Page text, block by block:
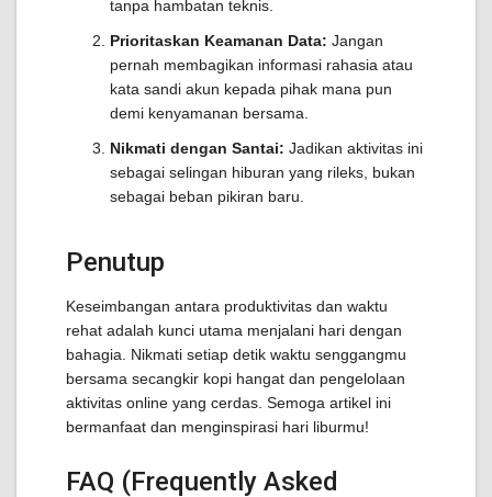
tanpa hambatan teknis.
Prioritaskan Keamanan Data: Jangan
pernah membagikan informasi rahasia atau
kata sandi akun kepada pihak mana pun
demi kenyamanan bersama.
Nikmati dengan Santai: Jadikan aktivitas ini
sebagai selingan hiburan yang rileks, bukan
sebagai beban pikiran baru.
Penutup
Keseimbangan antara produktivitas dan waktu
rehat adalah kunci utama menjalani hari dengan
bahagia. Nikmati setiap detik waktu senggangmu
bersama secangkir kopi hangat dan pengelolaan
aktivitas online yang cerdas. Semoga artikel ini
bermanfaat dan menginspirasi hari liburmu!
FAQ (Frequently Asked